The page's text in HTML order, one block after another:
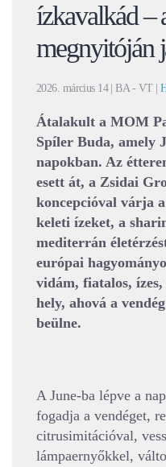
ízkavalkád –
megnyitóján
2026. március 14| BA - VT |
Átalakult a MOM
Spíler Buda, amely
napokban. Az
esett át, a Zsidai
koncepcióval várja
keleti ízeket, a
mediterrán
európai
vidám, fiatalos,
hely, ahová a
beülne.
A June-ba lépve a
fogadja a vendéget,
citrusimitációval,
lámpaernyőkkel,